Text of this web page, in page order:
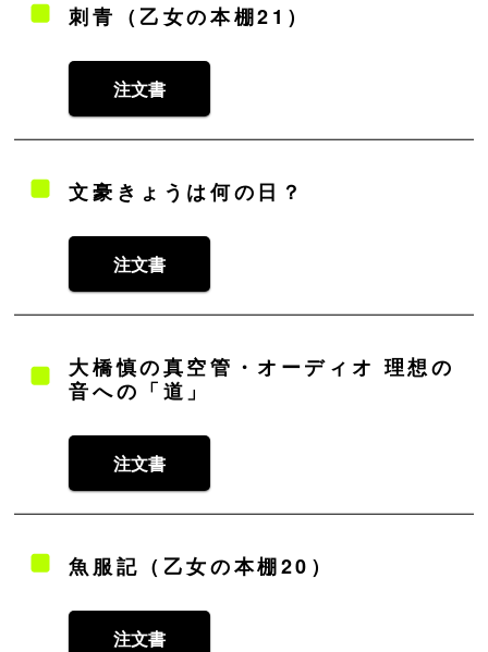
刺青（乙女の本棚21）
注文書
文豪きょうは何の日？
注文書
大橋慎の真空管・オーディオ 理想の
音への「道」
注文書
魚服記（乙女の本棚20）
注文書